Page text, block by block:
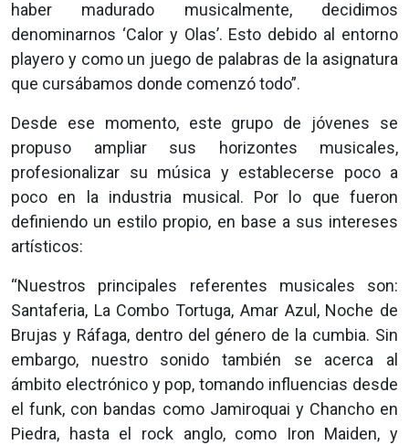
haber madurado musicalmente, decidimos
denominarnos ‘Calor y Olas’. Esto debido al entorno
playero y como un juego de palabras de la asignatura
que cursábamos donde comenzó todo”.
Desde ese momento, este grupo de jóvenes se
propuso ampliar sus horizontes musicales,
profesionalizar su música y establecerse poco a
poco en la industria musical. Por lo que fueron
definiendo un estilo propio, en base a sus intereses
artísticos:
“Nuestros principales referentes musicales son:
Santaferia, La Combo Tortuga, Amar Azul, Noche de
Brujas y Ráfaga, dentro del género de la cumbia. Sin
embargo, nuestro sonido también se acerca al
ámbito electrónico y pop, tomando influencias desde
el funk, con bandas como Jamiroquai y Chancho en
Piedra, hasta el rock anglo, como Iron Maiden, y